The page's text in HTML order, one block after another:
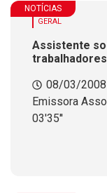
NOTÍCIAS
GERAL
Assistente
08/03/2008
Emissora
03'35''